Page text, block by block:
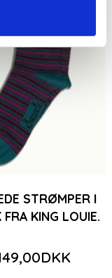
STRØMPER I
FRA KING LOUIE.